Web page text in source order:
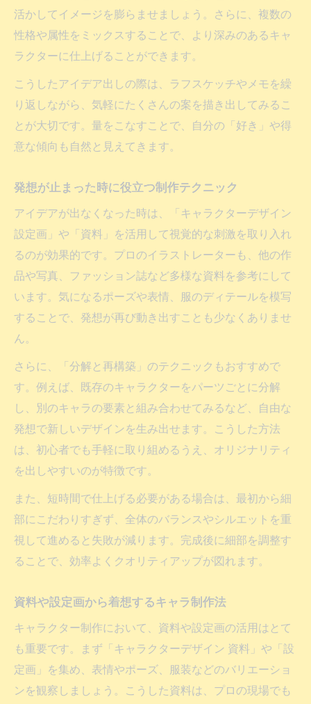
活かしてイメージを膨らませましょう。さらに、複数の
性格や属性をミックスすることで、より深みのあるキャ
ラクターに仕上げることができます。
こうしたアイデア出しの際は、ラフスケッチやメモを繰
り返しながら、気軽にたくさんの案を描き出してみるこ
とが大切です。量をこなすことで、自分の「好き」や得
意な傾向も自然と見えてきます。
発想が止まった時に役立つ制作テクニック
アイデアが出なくなった時は、「キャラクターデザイン
設定画」や「資料」を活用して視覚的な刺激を取り入れ
るのが効果的です。プロのイラストレーターも、他の作
品や写真、ファッション誌など多様な資料を参考にして
います。気になるポーズや表情、服のディテールを模写
することで、発想が再び動き出すことも少なくありませ
ん。
さらに、「分解と再構築」のテクニックもおすすめで
す。例えば、既存のキャラクターをパーツごとに分解
し、別のキャラの要素と組み合わせてみるなど、自由な
発想で新しいデザインを生み出せます。こうした方法
は、初心者でも手軽に取り組めるうえ、オリジナリティ
を出しやすいのが特徴です。
また、短時間で仕上げる必要がある場合は、最初から細
部にこだわりすぎず、全体のバランスやシルエットを重
視して進めると失敗が減ります。完成後に細部を調整す
ることで、効率よくクオリティアップが図れます。
資料や設定画から着想するキャラ制作法
キャラクター制作において、資料や設定画の活用はとて
も重要です。まず「キャラクターデザイン 資料」や「設
定画」を集め、表情やポーズ、服装などのバリエーショ
ンを観察しましょう。こうした資料は、プロの現場でも